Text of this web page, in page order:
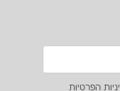
הפרטיות